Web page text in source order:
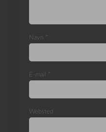
Navn *
E-mail *
Websted